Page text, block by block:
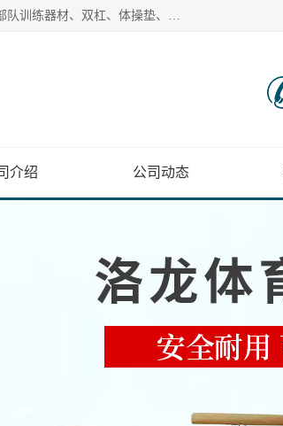
【1分钟前更新】盐山洛龙体育器材销售有限公司批量供应：300米障碍器材、400米障碍器材、部队训练器材、双杠、体操垫、舞蹈把杆等产品。盐山洛龙体育器材销售有限公司经过多年的发展，集研发，生产，销售，售后服务为一体. 奉行“质量，信誉，服务”的宗旨，以开拓创新的精神和真诚守信的态度积极进取。
介绍 公司动态